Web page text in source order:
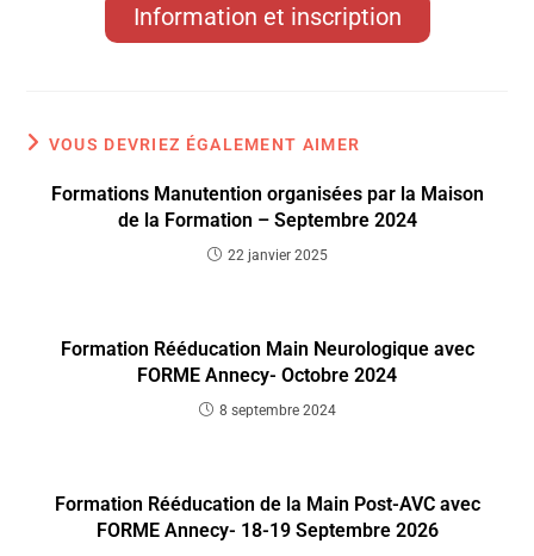
Information et inscription
VOUS DEVRIEZ ÉGALEMENT AIMER
Formations Manutention organisées par la Maison
de la Formation – Septembre 2024
22 janvier 2025
Formation Rééducation Main Neurologique avec
FORME Annecy- Octobre 2024
8 septembre 2024
Formation Rééducation de la Main Post-AVC avec
FORME Annecy- 18-19 Septembre 2026